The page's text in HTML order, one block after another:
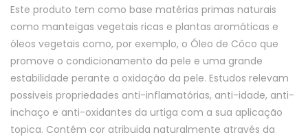
Este produto tem como base matérias primas naturais
como manteigas vegetais ricas e plantas aromáticas e
óleos vegetais como, por exemplo, o Óleo de Côco que
promove o condicionamento da pele e uma grande
estabilidade perante a oxidação da pele. Estudos relevam
possiveis propriedades anti-inflamatórias, anti-idade, anti-
inchaço e anti-oxidantes da urtiga com a sua aplicação
topica. Contém cor atribuida naturalmente através da